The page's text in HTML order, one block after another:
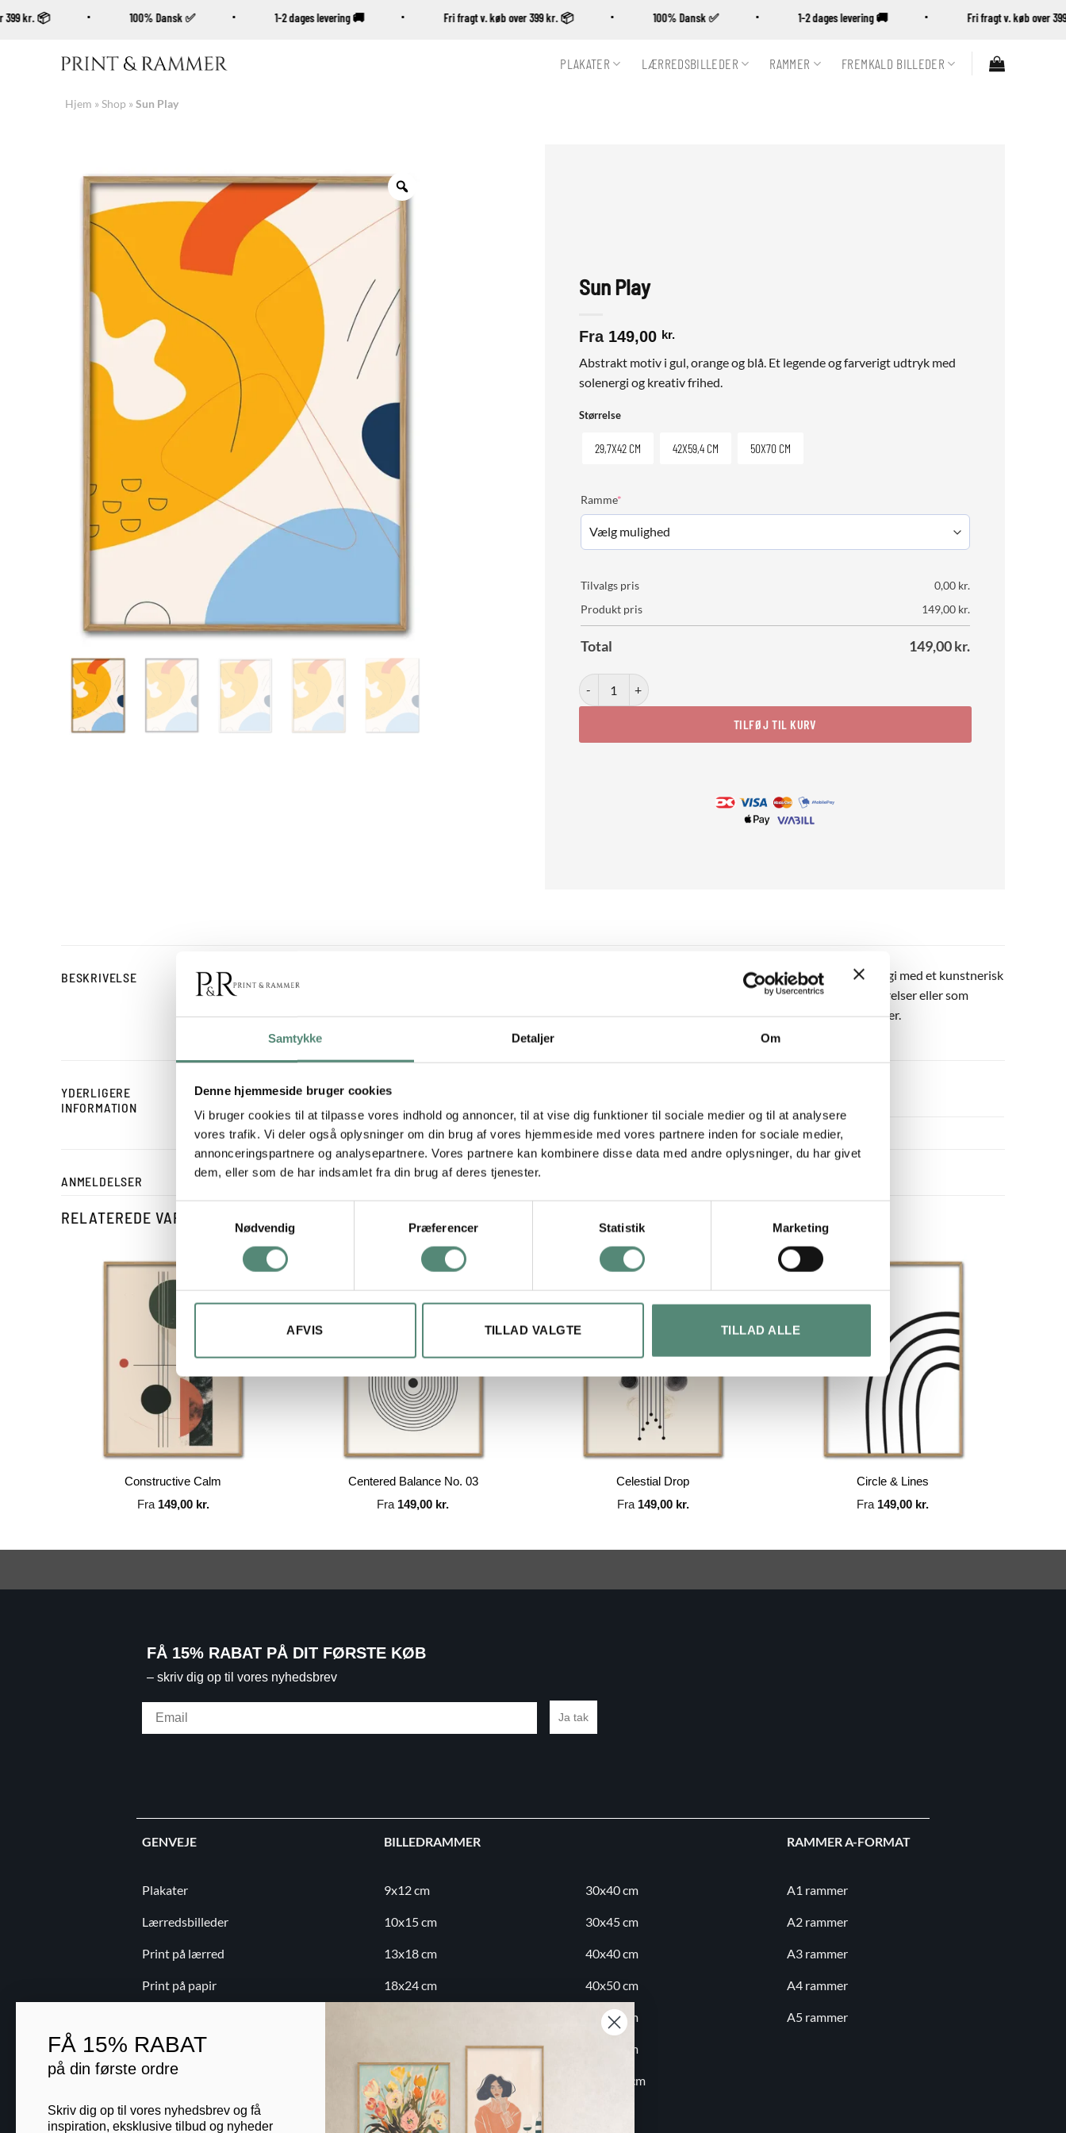
Samtykke Detaljer Om
Denne hjemmeside bruger cookies
Vi bruger cookies til at tilpasse vores indhold og annoncer, til at vise dig funktioner til sociale medier og til at analysere
vores trafik. Vi deler også oplysninger om din brug af vores hjemmeside med vores partnere inden for sociale medier,
annonceringspartnere og analysepartnere. Vores partnere kan kombinere disse data med andre oplysninger, du har givet
dem, eller som de har indsamlet fra din brug af deres tjenester.
Nødvendig
Præferencer Statistik Marketing
AFVIS TILLAD VALGTE TILLAD ALLE
399 kr. 📦 100% Dansk ✅ 1-2 dages levering 🚚 Fri fragt v. køb over 399 kr. 📦 100% Dansk ✅ 1-2 dages levering 🚚 Fri fragt v. køb over
PLAKATER LÆRREDSBILLEDER RAMMER FREMKALD BILLEDER
Hjem »Shop »Sun Play
Sun Play
Fra 149,00 kr.
Abstrakt motiv i gul, orange og blå. Et legende og farverigt udtryk med
solenergi og kreativ frihed.
Størrelse
29,7X42 CM 42X59,4 CM 50X70 CM
Ramme*(required)
Tilvalgs pris 0,00 kr.
Produkt pris
149,00 kr.
Total 149,00kr.
Sun Play antal
TILFØJ TIL KURV
BESKRIVELSE
Sun Play er en farverig og abstrakt plakat med organiske former i gul, orange, blå og hvid. Motivet emmer af sommer og energi med et kunstnerisk
udtryk, der virker både legende og dynamisk. De svungne linjer og flydende former gør den oplagt til kreative rum, børneværelser eller som
farverigt indslag i stuen. Sun Play tilfører varme, glæde og en sanselig ro til væggen – perfekt til dig, der elsker solskin og farver.
YDERLIGERE
INFORMATION
STØRRELSE
ANMELDELSER
RELATEREDE VARER
Constructive Calm
Fra 149,00 kr.
Centered Balance No. 03
Fra 149,00 kr.
Celestial Drop
Fra 149,00 kr.
Circle & Lines
Fra 149,00 kr.
FÅ 15% RABAT PÅ DIT FØRSTE KØB
– skriv dig op til vores nyhedsbrev
Ja tak
GENVEJE
Plakater
Lærredsbilleder
Print på lærred
Print på papir
Blog
BILLEDRAMMER
9x12 cm
10x15 cm
13x18 cm
18x24 cm
30x30 cm
30x40 cm
30x45 cm
40x40 cm
40x50 cm
50x70 cm
60x80 cm
70x100 cm
RAMMER A-FORMAT
A1 rammer
A2 rammer
A3 rammer
A4 rammer
A5 rammer
FÅ 15% RABAT
på din første ordre
Skriv dig op til vores nyhedsbrev og få
inspiration, eksklusive tilbud og nyheder